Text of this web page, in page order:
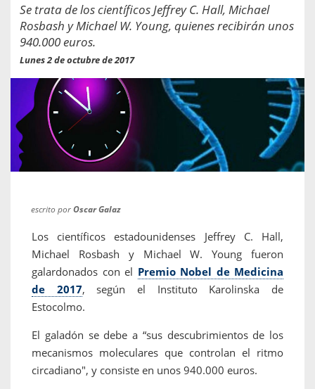
Se trata de los científicos Jeffrey C. Hall, Michael
Rosbash y Michael W. Young, quienes recibirán unos
940.000 euros.
Lunes 2 de octubre de 2017
escrito porOscar Galaz
Los científicos estadounidenses Jeffrey C. Hall,
Michael Rosbash y Michael W. Young fueron
galardonados con el Premio Nobel de Medicina
de 2017, según el Instituto Karolinska de
Estocolmo.
El galadón se debe a “sus descubrimientos de los
mecanismos moleculares que controlan el ritmo
circadiano", y consiste en unos 940.000 euros.